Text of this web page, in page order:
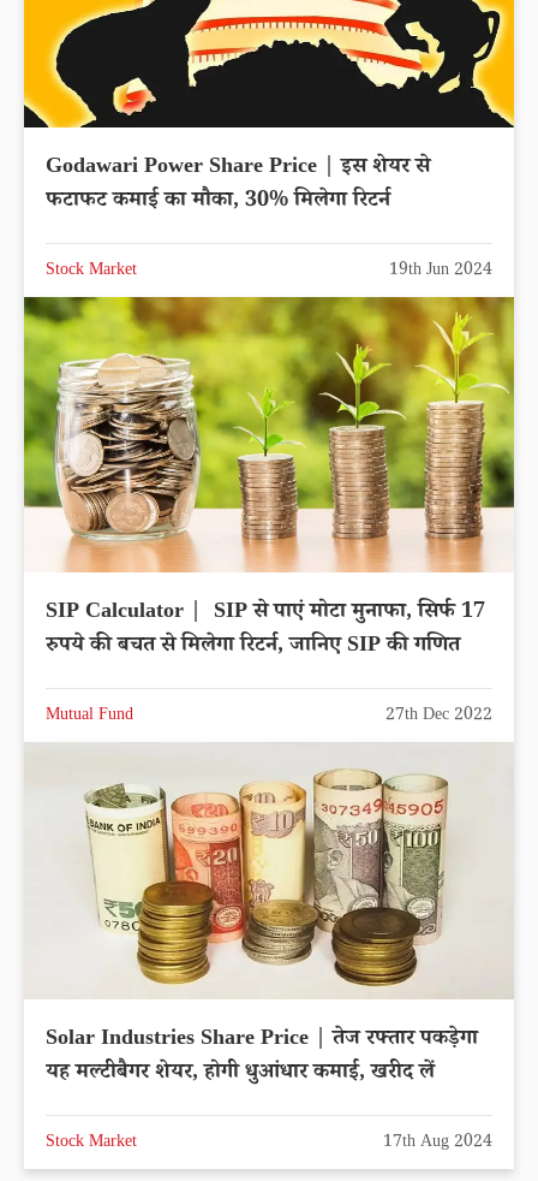
Godawari Power Share Price | इस शेयर से
फटाफट कमाई का मौका, 30% मिलेगा रिटर्न
Stock Market 19th Jun 2024
SIP Calculator | SIP से पाएं मोटा मुनाफा, सिर्फ 17
रुपये की बचत से मिलेगा रिटर्न, जानिए SIP की गणित
Mutual Fund 27th Dec 2022
Solar Industries Share Price | तेज रफ्तार पकड़ेगा
यह मल्टीबैगर शेयर, होगी धुआंधार कमाई, खरीद लें
Stock Market 17th Aug 2024